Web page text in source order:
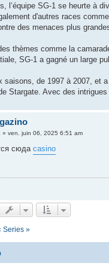
l’équipe SG-1 se heurte à
d'autres races
des menaces plus
thèmes comme la
SG-1 a gagné un large
saisons, de 1997 à 2007, et
Stargate. Avec des
» ven. juin 06, 2025 6:51 am
сюдаcasino
Series »